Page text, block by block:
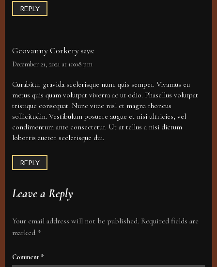
REPLY
Geovanny Corkery says:
December 21, 2021 at 10:08 pm
Curabitur gravida scelerisque nunc quis semper. Vivamus eu
metus quis quam volutpat viverra ac ut odio. Phasellus volutpat
tristique consequat. Nunc vitae nisl et magna rhoncus
sollicitudin. Vestibulum posuere augue et nisi ultricies, vel
condimentum ante consectetur. Ut at tellus a nisi dictum
lobortis auctor scelerisque dui.
REPLY
Leave a Reply
Your email address will not be published. Required fields are
marked *
Comment *